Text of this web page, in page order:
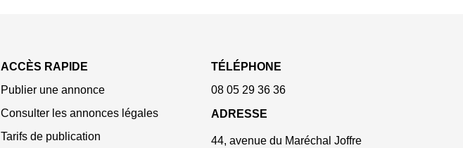
ACCÈS RAPIDE
Publier une annonce
Consulter les annonces légales
Tarifs de publication
TÉLÉPHONE
08 05 29 36 36
ADRESSE
44, avenue du Maréchal Joffre